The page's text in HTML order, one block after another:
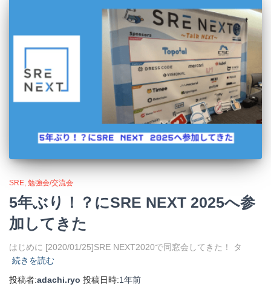
SRE 勉強会/交流会
5年ぶり！？にSRE NEXT 2025へ参
加してきた
はじめに [2020/01/25]SRE NEXT2020で同窓会してきた！ タ
続きを読む
投稿者:adachi.ryo 投稿日時:1年前